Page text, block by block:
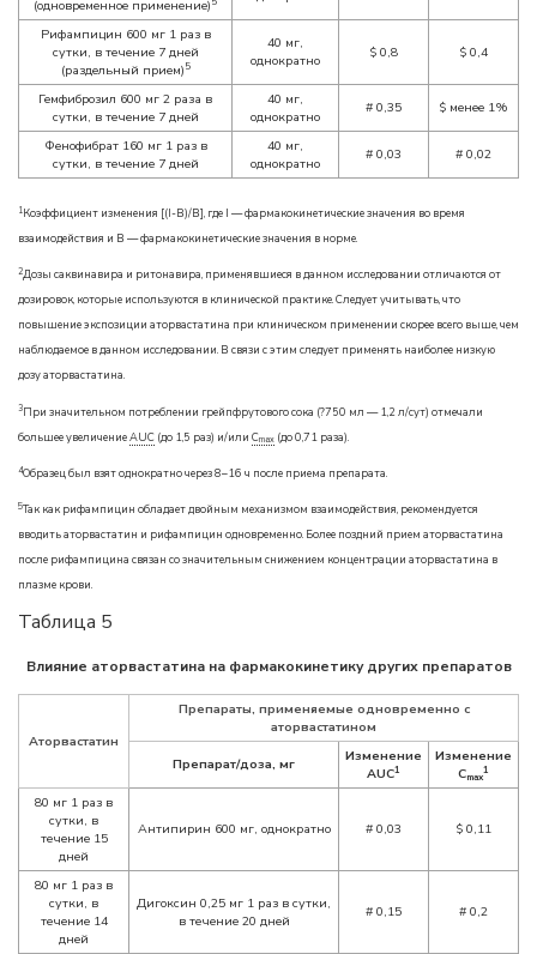
(одновременное применение)
Рифампицин 600 мг 1 раз в
сутки, в течение 7 дней
(раздельный прием)5
40 мг,
однократно
$ 0,8 $ 0,4
Гемфиброзил 600 мг 2 раза в
сутки, в течение 7 дней
40 мг,
однократно
# 0,35 $ менее 1%
Фенофибрат 160 мг 1 раз в
сутки, в течение 7 дней
40 мг,
однократно
# 0,03 # 0,02
1 Коэффициент изменения [(I-B)/B], где I — фармакокинетические значения во время
взаимодействия и В — фармакокинетические значения в норме.
2Дозы саквинавира и ритонавира, применявшиеся в данном исследовании отличаются от
дозировок, которые используются в клинической практике. Следует учитывать, что
повышение экспозиции аторвастатина при клиническом применении скорее всего выше, чем
наблюдаемое в данном исследовании. В связи с этим следует применять наиболее низкую
дозу аторвастатина.
3При значительном потреблении грейпфрутового сока (?750 мл — 1,2 л/сут) отмечали
большее увеличениеAUC (до 1,5 раз) и/или Cmax (до 0,71 раза).
4Образец был взят однократно через 8–16 ч после приема препарата.
5Так как рифампицин обладает двойным механизмом взаимодействия, рекомендуется
вводить аторвастатин и рифампицин одновременно. Более поздний прием аторвастатина
после рифампицина связан со значительным снижением концентрации аторвастатина в
плазме крови.
Таблица 5
Влияние аторвастатина на фармакокинетику других препаратов
Аторвастатин
Препараты, применяемые одновременно с
аторвастатином
Препарат/доза, мг
Изменение
AUC1
Изменение
Cmax
1
80 мг 1 раз в
сутки, в
течение 15
дней
Антипирин 600 мг, однократно # 0,03 $ 0,11
80 мг 1 раз в
сутки, в
течение 14
дней
Дигоксин 0,25 мг 1 раз в сутки,
в течение 20 дней
# 0,15 # 0,2